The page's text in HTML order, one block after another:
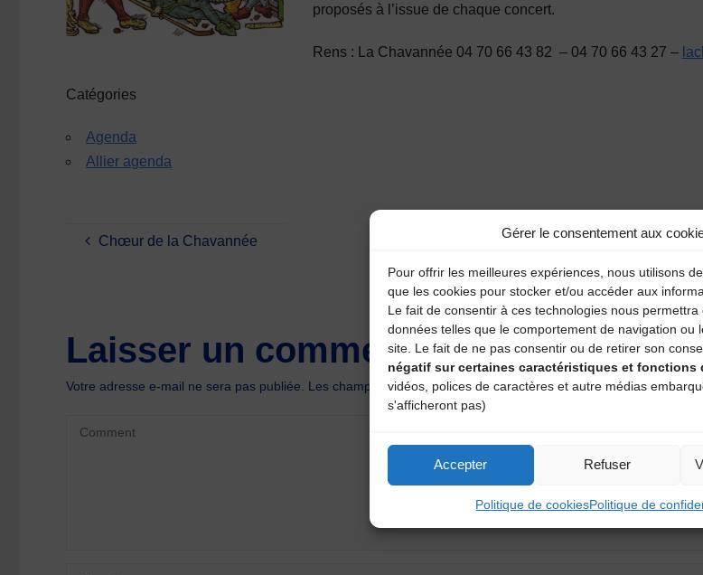
Gérer le consentement aux
Pour offrir les meilleures expériences, nous utilisons
que les cookies pour stocker et/ou accéder aux
Le fait de consentir à ces technologies nous permettra
données telles que le comportement de navigation ou
site. Le fait de ne pas consentir ou de retirer son
négatif sur certaines caractéristiques et fonctions
vidéos, polices de caractères et autre médias
s'afficheront pas)
Accepter Refuser
Politique de cookiesPolitique de
proposés à l’issue de chaque concert.
Rens : La Chavannée 04 70 66 43 82 – 04 70 66 43 27 –
Catégories
Agenda
Allier agenda
Chœur de la Chavannée
Laisser un commentaire
Votre adresse e-mail ne sera pas publiée. Les champs obligatoires sont indiqués avec*